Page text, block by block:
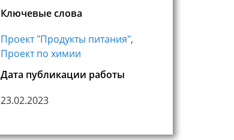
Ключевые слова
Проект "Продукты питания",
Проект по химии
Дата публикации работы
23.02.2023